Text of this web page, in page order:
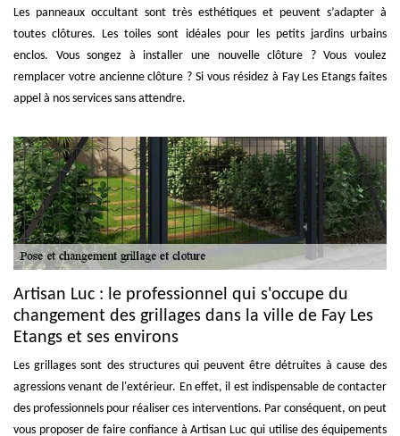
Les panneaux occultant sont très esthétiques et peuvent s’adapter à
toutes clôtures. Les toiles sont idéales pour les petits jardins urbains
enclos. Vous songez à installer une nouvelle clôture ? Vous voulez
remplacer votre ancienne clôture ? Si vous résidez à Fay Les Etangs faites
appel à nos services sans attendre.
Artisan Luc : le professionnel qui s'occupe du
changement des grillages dans la ville de Fay Les
Etangs et ses environs
Les grillages sont des structures qui peuvent être détruites à cause des
agressions venant de l'extérieur. En effet, il est indispensable de contacter
des professionnels pour réaliser ces interventions. Par conséquent, on peut
vous proposer de faire confiance à Artisan Luc qui utilise des équipements